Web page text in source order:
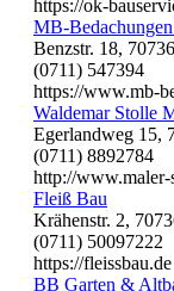
https://ok-
MB-
Benzstr. 18,
(0711) 547394
https://www.mb-
Waldemar Stolle
Egerlandweg 15,
(0711) 8892784
http://www.maler-
Fleiß Bau
Krähenstr. 2,
(0711) 50097222
https://fleissbau.de
BB Garten &